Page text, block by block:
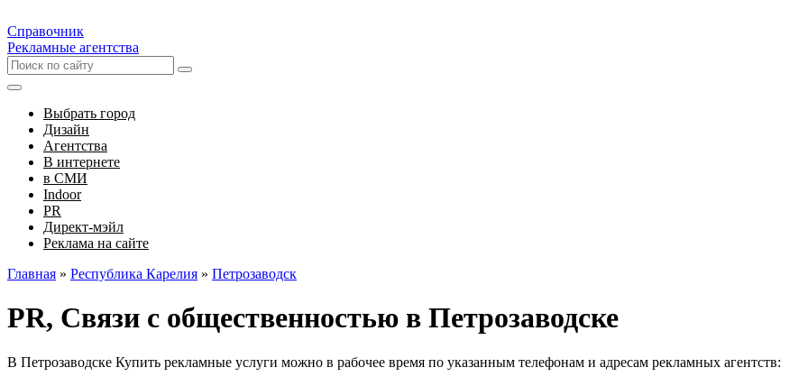
Справочник
Рекламные агентства
Выбрать город
Дизайн
Агентства
В интернете
в СМИ
Indoor
PR
Директ-мэйл
Реклама на сайте
Главная » Республика Карелия » Петрозаводск
PR, Связи с общественностью в Петрозаводске
В Петрозаводске Купить рекламные услуги можно в рабочее время по указанным телефонам и адресам рекламных агентств: